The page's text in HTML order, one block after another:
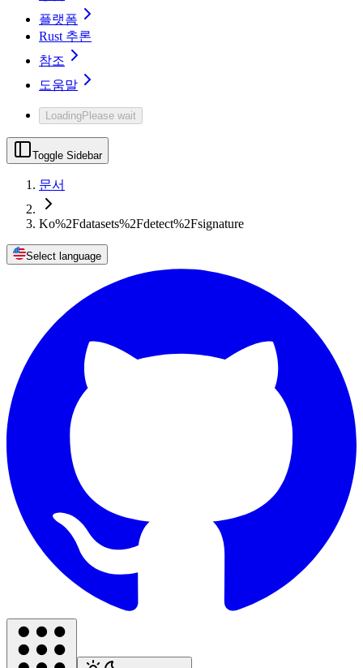
플랫폼
Rust 추론
참조
도움말
LoadingPlease wait
Toggle Sidebar
문서
Ko%2Fdatasets%2Fdetect%2Fsignature
Select language